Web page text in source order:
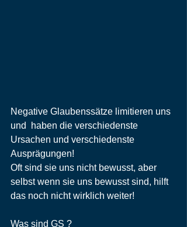
Negative Glaubenssätze limitieren uns
und  haben die verschiedenste
Ursachen und verschiedenste
Ausprägungen!
Oft sind sie uns nicht bewusst, aber
selbst wenn sie uns bewusst sind, hilft
das noch nicht wirklich weiter!
Was sind GS ?